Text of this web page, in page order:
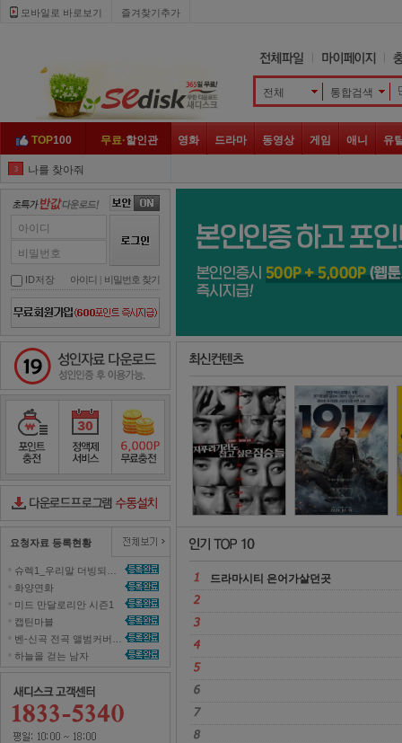
모바일로 바로보기 즐겨찾기추가
전체 통합검색
TOP100 무료·할인관 영화 드라마 동영상 게임 애니 유
3 나를 찾아줘
엽문
클로젯
히트맨
7 나쁜 녀석들
9 좀비
10 넷플릭스
1 지푸라기
아이디
비밀번호
ID저장 아이디 | 비밀번호 찾기
포인트충전 정액제서비스포인트무료충전
다운로드컨트롤러수동설치
요청자료 등록현황
화양연화
미드 만달로리안 시즌1
캡틴마블
하늘을 걷는 남자
드라마시티 은어가살던곳